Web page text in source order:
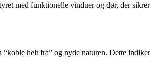
med funktionelle vinduer og dør, der
helt fra” og nyde naturen. Dette